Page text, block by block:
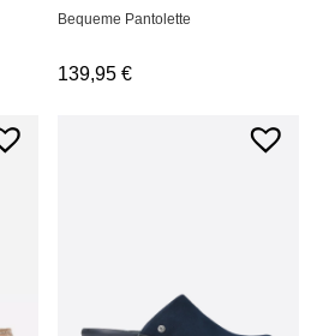
Bequeme Pantolette
139,95€